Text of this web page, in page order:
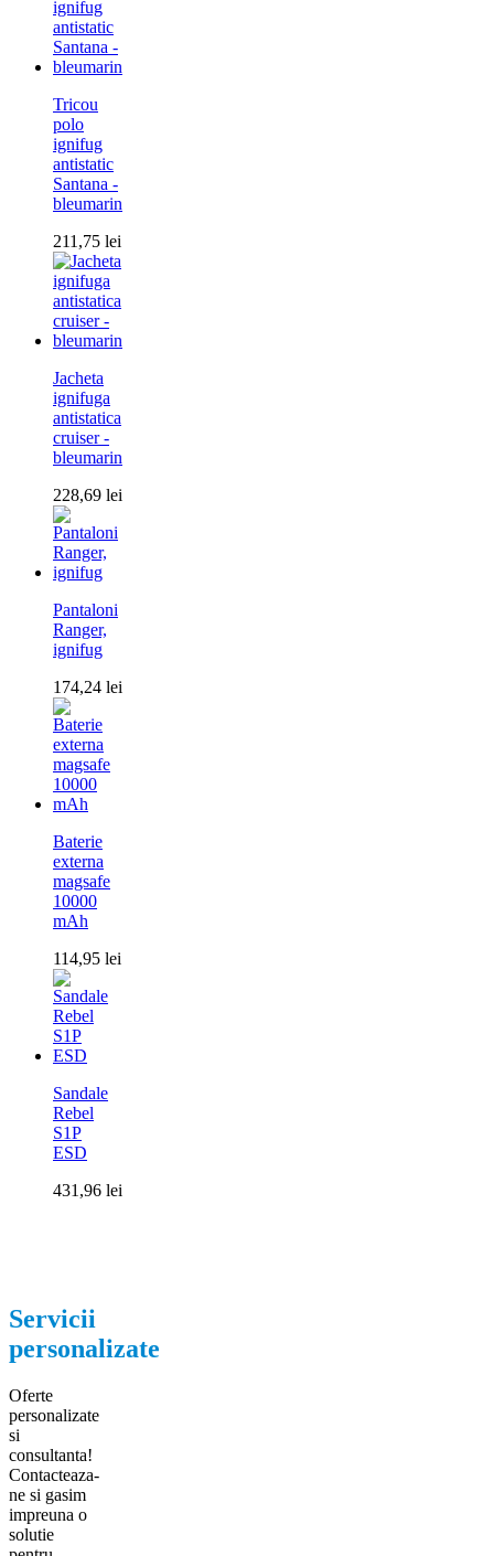
Tricou
polo
ignifug
antistatic
Santana -
bleumarin
211,75 lei
Jacheta
ignifuga
antistatica
cruiser -
bleumarin
228,69 lei
Pantaloni
Ranger,
ignifug
174,24 lei
Baterie
externa
magsafe
10000
mAh
114,95 lei
Sandale
Rebel
S1P
ESD
431,96 lei
Servicii
personalizate
Oferte
personalizate
si
consultanta!
Contacteaza-
ne si gasim
impreuna o
solutie